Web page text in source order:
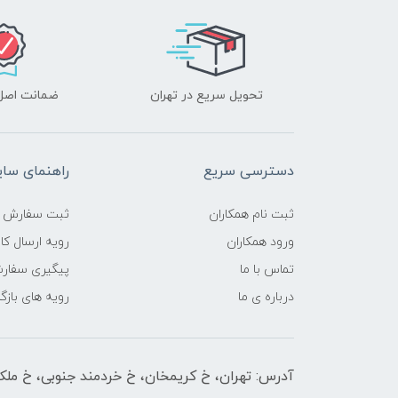
تحویل سریع در تهران ضمانت
دسترسی سریع
ثبت نام همکاران
ورود همکاران
تماس با ما
درباره ی ما
راهنمای
ثبت سفارش
رویه ارسال
پیگیری
رویه های
آدرس: تهران، خ کریمخان، خ خردمند جنوبی، خ ملکیان